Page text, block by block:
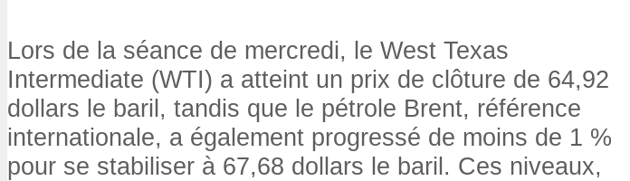
Lors de la séance de mercredi, le West Texas
Intermediate (WTI) a atteint un prix de clôture de 64,92
dollars le baril, tandis que le pétrole Brent, référence
internationale, a également progressé de moins de 1 %
pour se stabiliser à 67,68 dollars le baril. Ces niveaux,